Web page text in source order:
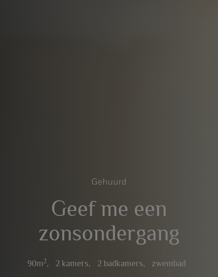
Gehuurd
Geef me een
zonsondergang
90m2, 2 kamers, 2 badkamers, zwembad